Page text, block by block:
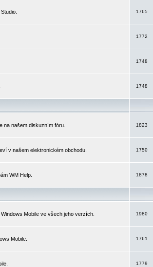
1765
1772
1748
1748
na našem diskuzním fóru.
1823
v našem elektronickém obchodu.
1750
WM Help.
1878
Mobile ve všech jeho verzích.
1980
Mobile.
1761
1779